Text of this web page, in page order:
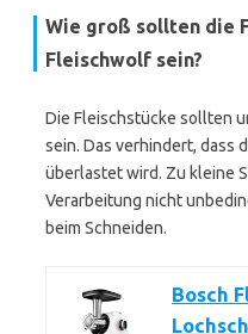
Wie groß sollten die
Fleischwolf sein?
Die Fleischstücke sollten
sein. Das verhindert, dass
überlastet wird. Zu kleine
Verarbeitung nicht
beim Schneiden.
Bosch